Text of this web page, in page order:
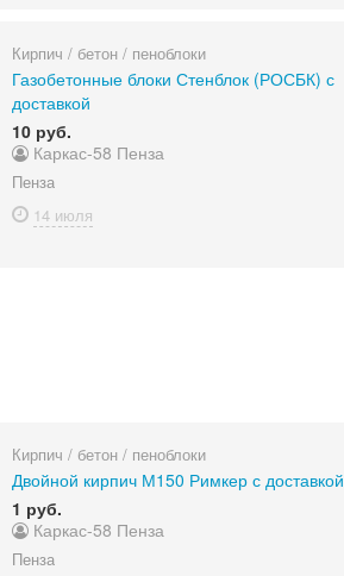
Кирпич / бетон / пеноблоки
Газобетонные блоки Стенблок (РОСБК) с
доставкой
10 руб.
Каркас-58 Пенза
Пенза
14 июля
Кирпич / бетон / пеноблоки
Двойной кирпич М150 Римкер с доставкой
1 руб.
Каркас-58 Пенза
Пенза